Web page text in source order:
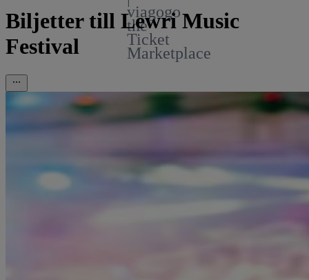
viagogo
the
Ticket
Marketplace
Biljetter till Lewri Music
Festival